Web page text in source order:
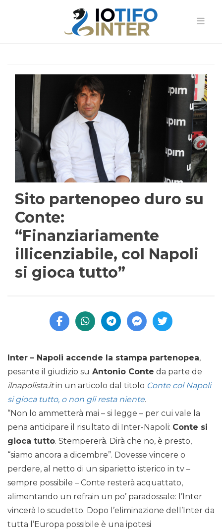
Sito partenopeo duro su
Conte:
“Finanziariamente
illicenziabile, col Napoli
si gioca tutto”
Inter – Napoli accende la stampa partenopea,
pesante il giudizio su Antonio Conte da parte de
ilnapolista.itin un articolo dal titolo Conte col Napoli
si gioca tutto, o non gli resta niente.
“Non lo ammetterà mai – si legge – per cui vale la
pena anticipare il risultato di Inter-Napoli: Conte si
gioca tutto. Stempererà. Dirà che no, è presto,
“siamo ancora a dicembre”. Dovesse vincere o
perdere, al netto di un siparietto isterico in tv –
sempre possibile – Conte resterà acquattato,
alimentando un refrain un po’ paradossale: l’Inter
vincerà lo scudetto. Dopo l’eliminazione dell’Inter da
tutta l’Europa possibile è una ipotesi